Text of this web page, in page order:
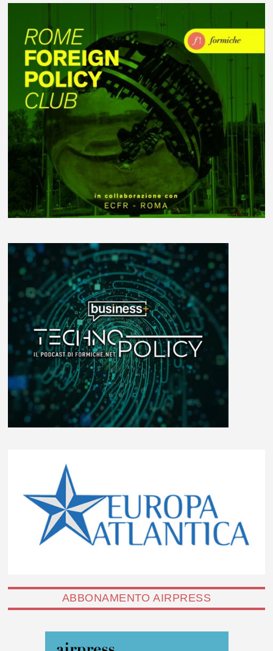
ABBONAMENTO AIRPRESS